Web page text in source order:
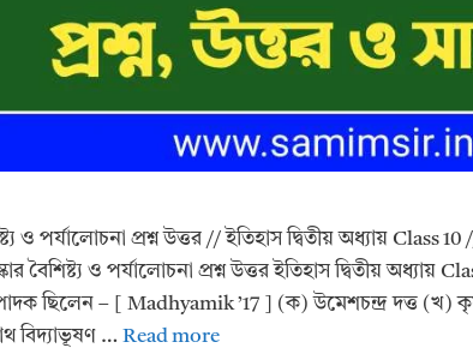
ও পর্যালোচনা প্রশ্ন উত্তর // ইতিহাস দ্বিতীয় অধ্যায়
বৈশিষ্ট্য ও পর্যালোচনা প্রশ্ন উত্তর ইতিহাস দ্বিতীয় অধ্যায়
ছিলেন – [ Madhyamik ’17 ] (ক) উমেশচন্দ্র দত্ত (খ)
বিদ্যাভূষণ … Read more